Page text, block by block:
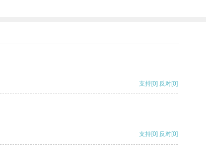
支持[0] 反对[0]
支持[0] 反对[0]